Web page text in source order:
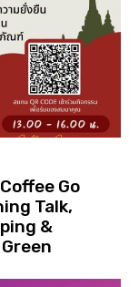
าตุ 3 แผ่นดิน ปี
น
านนครประจำปี
)
องเก่ามีชีวิต”
Go
Talk,
&